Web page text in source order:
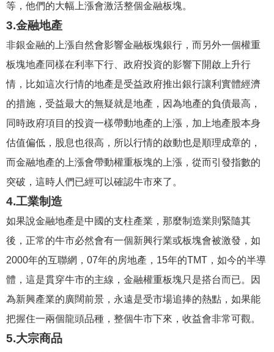
等，他們的大幅上漲會激活整個金融板塊。
3.金融地產
非銀金融的上漲自然會影響金融板塊銀行，而另外一個權重
板塊地產同樣在利率下行、政府投資的影響下開啟上升行
情，比如這次行情的地產是受益政府推出銀行讓利實體經濟
的措施，受益最大的無疑就是地產，因為地產的負債最高，
同時政府項目的投資一樣帶動地產的上漲，加上地產股本身
估值偏低，股息也很高，所以行情的啟動也是順理成章的，
而金融地產的上漲會帶動權重板塊的上漲，從而引發指數的
突破，這時人們已經可以確認牛市來了。
4.工業制造
如果說金融地產是中國的支柱產業，那麼制造業則緊隨其
後，正常的牛市必然會有一個新興行業或板塊會被激發，如
2000年的互聯網，07年的房地產，15年的TMT，如今的半導
體，這是貫穿牛市的主線，金融權重板塊只是搭台而已。因
為新興產業的廣闊前景，永遠是受市場追捧的熱點，如果能
把握住一兩個龍頭品種，整個牛市下來，收益會非常可觀。
5.大宗商品